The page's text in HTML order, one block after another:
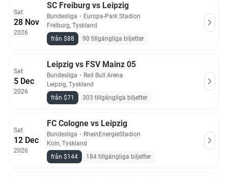
Sat
28 Nov
2026
SC Freiburg vs Leipzig
Bundesliga ・ Europa-Park Stadion
Freiburg, Tyskland
från $88
90 tillgängliga biljetter
Sat
5 Dec
2026
Leipzig vs FSV Mainz 05
Bundesliga ・ Red Bull Arena
Leipzig, Tyskland
från $71
303 tillgängliga biljetter
Sat
12 Dec
2026
FC Cologne vs Leipzig
Bundesliga ・ RheinEnergieStadion
Koln, Tyskland
från $144
184 tillgängliga biljetter